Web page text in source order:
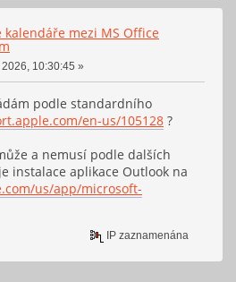
kalendáře mezi MS Office
10:30:45 »
podle standardního
en-us/105128 ?
a nemusí podle dalších
instalace aplikace Outlook na
us/app/microsoft-
IP zaznamenána